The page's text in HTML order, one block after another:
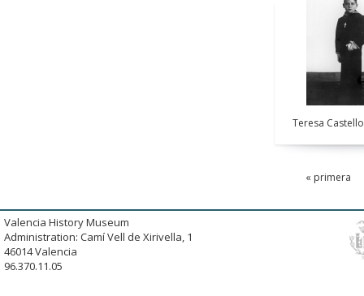
Teresa
« primera
Valencia History Museum
Administration: Camí Vell de Xirivella, 1
46014 Valencia
96.370.11.05